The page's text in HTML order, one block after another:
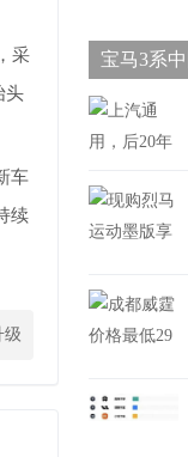
采
头
车
续
级
宝马3系